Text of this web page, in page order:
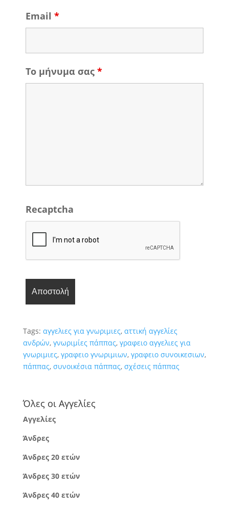
Email *
Το μήνυμα σας *
Recaptcha
Tags: αγγελιες για γνωριμιες, αττική αγγελίες
ανδρών, γνωριμίες πάππας, γραφειο αγγελιες για
γνωριμιες, γραφειο γνωριμιων, γραφειο συνοικεσιων,
πάππας, συνοικέσια πάππας, σχέσεις πάππας
Όλες οι Αγγελίες
Αγγελίες
Άνδρες
Άνδρες 20 ετών
Άνδρες 30 ετών
Άνδρες 40 ετών